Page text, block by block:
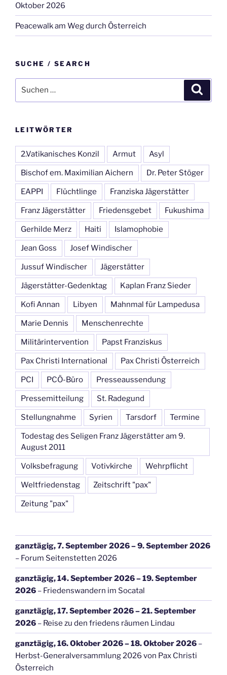
Oktober 2026
Peacewalk am Weg durch Österreich
SUCHE / SEARCH
nach:
LEITWÖRTER
2.Vatikanisches Konzil Armut Asyl
Bischof em. Maximilian Aichern Dr. Peter Stöger
EAPPI Flüchtlinge Franziska Jägerstätter
Franz Jägerstätter Friedensgebet Fukushima
Gerhilde Merz Haiti Islamophobie
Jean Goss Josef Windischer
Jussuf Windischer Jägerstätter
Jägerstätter-Gedenktag Kaplan Franz Sieder
Kofi Annan Libyen Mahnmal für Lampedusa
Marie Dennis Menschenrechte
Militärintervention Papst Franziskus
Pax Christi International Pax Christi Österreich
PCI PCÖ-Büro Presseaussendung
Pressemitteilung St. Radegund
Stellungnahme Syrien Tarsdorf Termine
Todestag des Seligen Franz Jägerstätter am 9.
August 2011
Volksbefragung Votivkirche Wehrpflicht
Weltfriedenstag Zeitschrift "pax"
Zeitung "pax"
ganztägig,7. September 2026–9. September 2026
– Forum Seitenstetten 2026
ganztägig,14. September 2026–19. September
2026 – Friedenswandern im Socatal
ganztägig,17. September 2026–21. September
2026 – Reise zu den friedens räumen Lindau
ganztägig,16. Oktober 2026–18. Oktober 2026 –
Herbst-Generalversammlung 2026 von Pax Christi
Österreich